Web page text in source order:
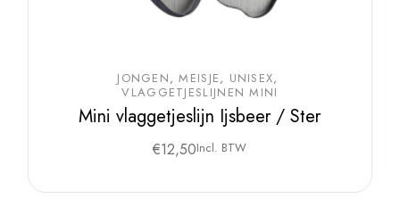
JONGEN MEISJE
UNISEX
VLAGGETJESLIJNEN MINI
Mini vlaggetjeslijn Ijsbeer / Ster
€12,50Incl. BTW